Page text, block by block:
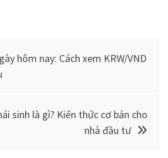
hôm nay: Cách xem KRW/VND
sinh là gì? Kiến thức cơ bản cho
nhà đầu tư